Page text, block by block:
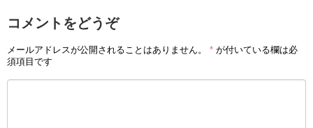
コメントをどうぞ
メールアドレスが公開されることはありません。 * が付いている欄は必
須項目です